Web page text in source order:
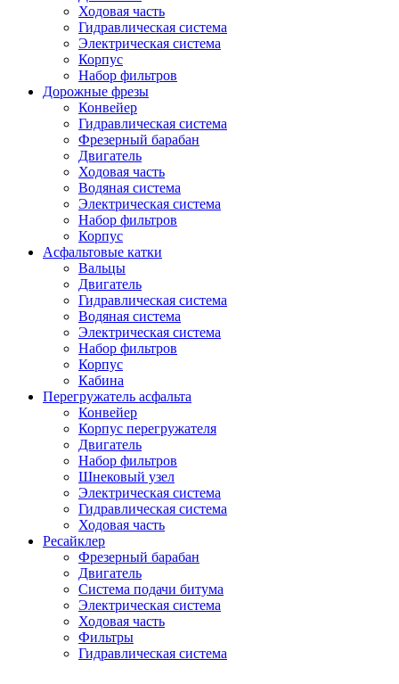
Ходовая часть
Гидравлическая система
Электрическая система
Корпус
Набор фильтров
Дорожные фрезы
Конвейер
Гидравлическая система
Фрезерный барабан
Двигатель
Ходовая часть
Водяная система
Электрическая система
Набор фильтров
Корпус
Асфальтовые катки
Вальцы
Двигатель
Гидравлическая система
Водяная система
Электрическая система
Набор фильтров
Корпус
Кабина
Перегружатель асфальта
Конвейер
Корпус перегружателя
Двигатель
Набор фильтров
Шнековый узел
Электрическая система
Гидравлическая система
Ходовая часть
Ресайклер
Фрезерный барабан
Двигатель
Система подачи битума
Электрическая система
Ходовая часть
Фильтры
Гидравлическая система